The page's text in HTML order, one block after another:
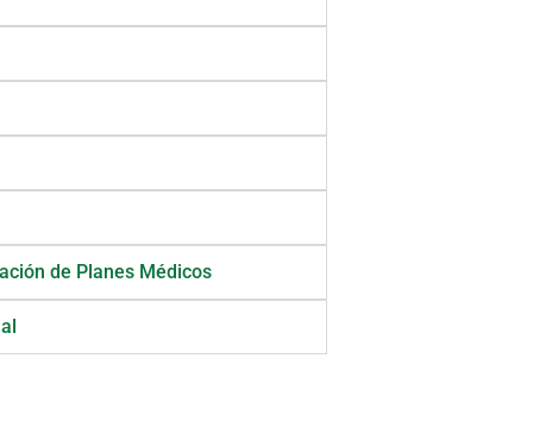
de Planes Médicos